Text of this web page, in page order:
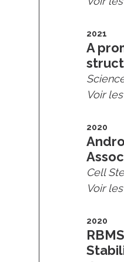
2021
A
Voir
2020
Cell
Voir
2020